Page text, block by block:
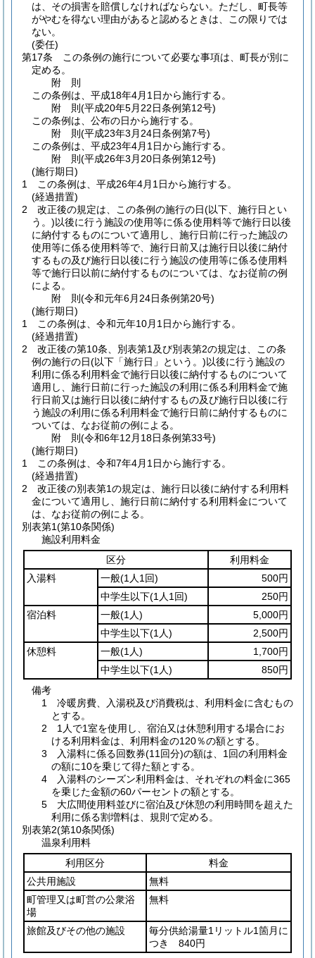
は、その損害を賠償しなければならない。 ただし、町長等
がやむを得ない理由があると認めるときは、この限りでは
ない。
(委任)
第17条
この条例の施行について必要な事項は、町長が別に
定める。
附 則
この条例は、平成18年4月1日から施行する。
附 則(平成20年5月22日条例第12号)
この条例は、公布の日から施行する。
附 則(平成23年3月24日条例第7号)
この条例は、平成23年4月1日から施行する。
附 則(平成26年3月20日条例第12号)
(施行期日)
1
この条例は、平成26年4月1日から施行する。
(経過措置)
2
改正後の規定は、この条例の施行の日(以下、施行日とい
う。)以後に行う施設の使用等に係る使用料等で施行日以後
に納付するものについて適用し、施行日前に行った施設の
使用等に係る使用料等で、施行日前又は施行日以後に納付
するもの及び施行日以後に行う施設の使用等に係る使用料
等で施行日以前に納付するものについては、なお従前の例
による。
附 則(令和元年6月24日条例第20号)
(施行期日)
1
この条例は、令和元年10月1日から施行する。
(経過措置)
2
改正後の第10条、別表第1及び別表第2の規定は、この条
例の施行の日(以下「施行日」という。)以後に行う施設の
利用に係る利用料金で施行日以後に納付するものについて
適用し、施行日前に行った施設の利用に係る利用料金で施
行日前又は施行日以後に納付するもの及び施行日以後に行
う施設の利用に係る利用料金で施行日前に納付するものに
ついては、なお従前の例による。
附 則(令和6年12月18日条例第33号)
(施行期日)
1
この条例は、令和7年4月1日から施行する。
(経過措置)
2
改正後の別表第1の規定は、施行日以後に納付する利用料
金について適用し、施行日前に納付する利用料金について
は、なお従前の例による。
別表第1(第10条関係)
施設利用料金
区分
利用料金
入湯料
一般(1人1回)
500円
中学生以下(1人1回)
250円
宿泊料
一般(1人)
5,000円
中学生以下(1人)
2,500円
休憩料
一般(1人)
1,700円
中学生以下(1人)
850円
備考
1 冷暖房費、入湯税及び消費税は、利用料金に含むもの
とする。
2 1人で1室を使用し、宿泊又は休憩利用する場合にお
ける利用料金は、利用料金の120％の額とする。
3 入湯料に係る回数券(11回分)の額は、1回の利用料金
の額に10を乗じて得た額とする。
4 入湯料のシーズン利用料金は、それぞれの料金に365
を乗じた金額の60パーセントの額とする。
5 大広間使用料並びに宿泊及び休憩の利用時間を超えた
利用に係る割増料は、規則で定める。
別表第2(第10条関係)
温泉利用料
利用区分
料金
公共用施設
無料
町管理又は町営の公衆浴
場
無料
旅館及びその他の施設
毎分供給湯量1リットル1箇月に
つき 840円